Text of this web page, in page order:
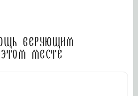
верующим
месте